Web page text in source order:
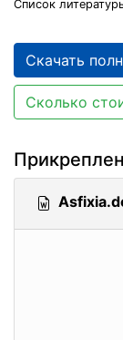
Список
Скачать
Сколько